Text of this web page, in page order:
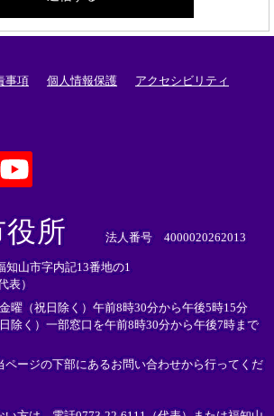
事項 個人情報保護 アクセシビリティ
外
部役所 法人番号 4000020262013
山市字内記13番地の1
表）
曜（祝日除く）午前8時30分から午後5時15分
除く）一部窓口を午前8時30分から午後7時まで
ページの下部にあるお問い合わせから行ってくだ